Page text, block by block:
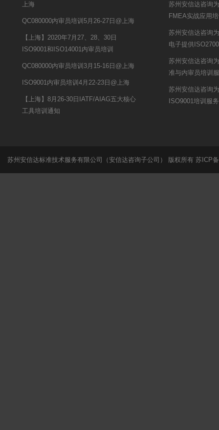
上海
QC080000内审员培训5月26-27日@上海
【上海】2020年7月27、28、30日
ISO9001和ISO14001内审员培训
QC080000内审员培训3月15-16日@上海
ISO9001内审员培训4月22-23日@上海
【上海】8月26-30日IATF/AIAG五大核心
工具培训通知
苏州安信达咨询
FMEA实战应用
苏州安信达咨询
电子提供
苏州安信达咨询
准与内审员培训
苏州安信达咨询
ISO9001培训服务
苏州安信达标准技术服务有限公司（安信达咨询子公司） 版权所有 苏ICP